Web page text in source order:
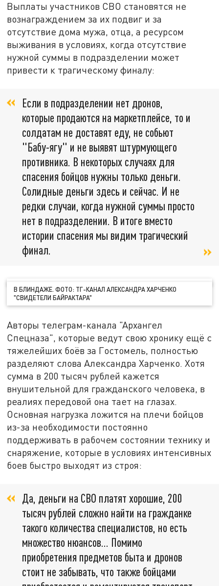
Выплаты участников СВО становятся не
вознаграждением за их подвиг и за
отсутствие дома мужа, отца, а ресурсом
выживания в условиях, когда отсутствие
нужной суммы в подразделении может
привести к трагическому финалу:
Если в подразделении нет дронов,
которые продаются на маркетплейсе, то и
солдатам не доставят еду, не собьют
"Бабу-ягу" и не выявят штурмующего
противника. В некоторых случаях для
спасения бойцов нужны только деньги.
Солидные деньги здесь и сейчас. И не
редки случаи, когда нужной суммы просто
нет в подразделении. В итоге вместо
истории спасения мы видим трагический
финал.
В БЛИНДАЖЕ. ФОТО: ТГ-КАНАЛ АЛЕКСАНДРА ХАРЧЕНКО
"СВИДЕТЕЛИ БАЙРАКТАРА"
Авторы телеграм-канала "Архангел
Спецназа", которые ведут свою хронику ещё с
тяжелейших боёв за Гостомель, полностью
разделяют слова Александра Харченко. Хотя
сумма в 200 тысяч рублей кажется
внушительной для гражданского человека, в
реалиях передовой она тает на глазах.
Основная нагрузка ложится на плечи бойцов
из-за необходимости постоянно
поддерживать в рабочем состоянии технику и
снаряжение, которые в условиях интенсивных
боев быстро выходят из строя:
Да, деньги на СВО платят хорошие, 200
тысяч рублей сложно найти на гражданке
такого количества специалистов, но есть
множество нюансов... Помимо
приобретения предметов быта и дронов
стоит не забывать, что также бойцами